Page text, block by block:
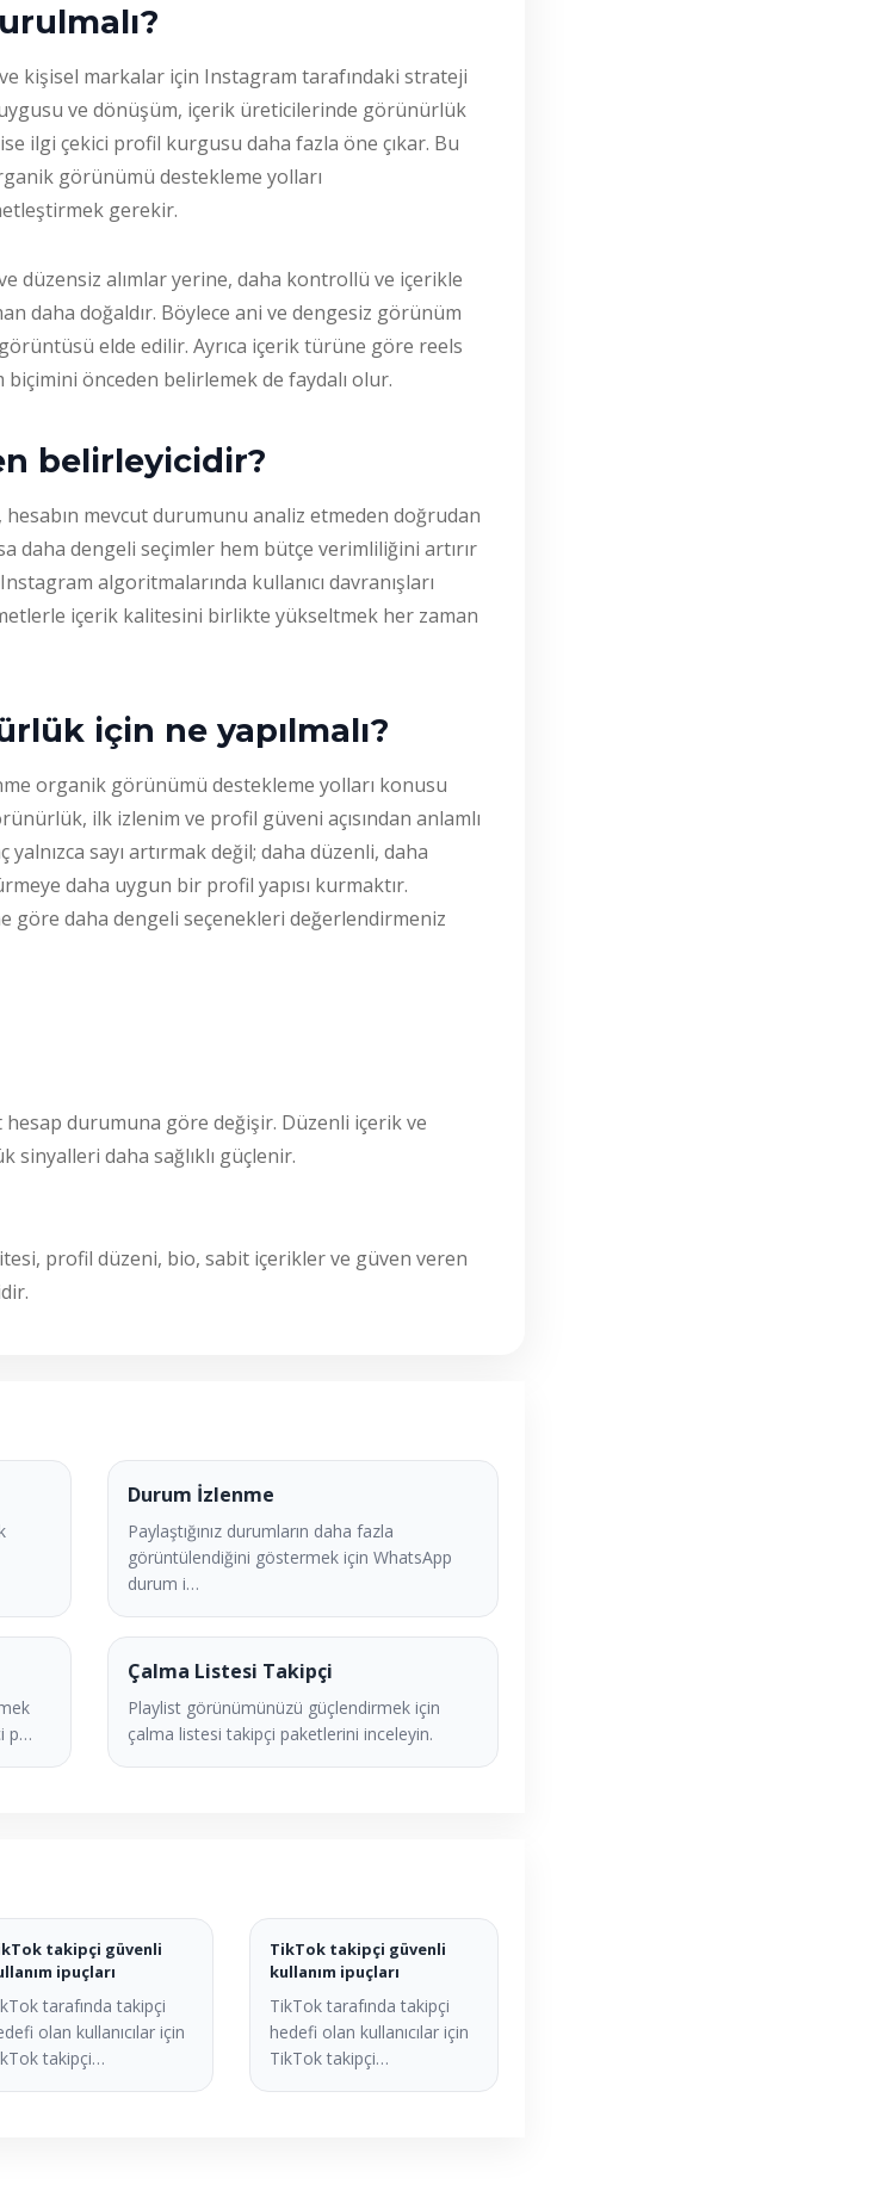
kişisel markalar için Instagram tarafındaki strateji
ve dönüşüm, içerik üreticilerinde görünürlük
ilgi çekici profil kurgusu daha fazla öne çıkar. Bu
görünümü destekleme yolları
gerekir.
düzensiz alımlar yerine, daha kontrollü ve içerikle
daha doğaldır. Böylece ani ve dengesiz görünüm
elde edilir. Ayrıca içerik türüne göre reels
biçimini önceden belirlemek de faydalı olur.
belirleyicidir?
hesabın mevcut durumunu analiz etmeden doğrudan
daha dengeli seçimler hem bütçe verimliliğini artırır
algoritmalarında kullanıcı davranışları
içerik kalitesini birlikte yükseltmek her zaman
için ne yapılmalı?
organik görünümü destekleme yolları konusu
ilk izlenim ve profil güveni açısından anlamlı
sayı artırmak değil; daha düzenli, daha
daha uygun bir profil yapısı kurmaktır.
göre daha dengeli seçenekleri değerlendirmeniz
durumuna göre değişir. Düzenli içerik ve
daha sağlıklı güçlenir.
profil düzeni, bio, sabit içerikler ve güven veren
Durum İzlenme
Paylaştığınız durumların daha fazla
görüntülendiğini göstermek için WhatsApp
durum i…
p…
Çalma Listesi Takipçi
Playlist görünümünüzü güçlendirmek için
çalma listesi takipçi paketlerini inceleyin.
takipçi güvenli
ipuçları
tarafında takipçi
olan kullanıcılar için
takipçi…
TikTok takipçi güvenli
kullanım ipuçları
TikTok tarafında takipçi
hedefi olan kullanıcılar için
TikTok takipçi…